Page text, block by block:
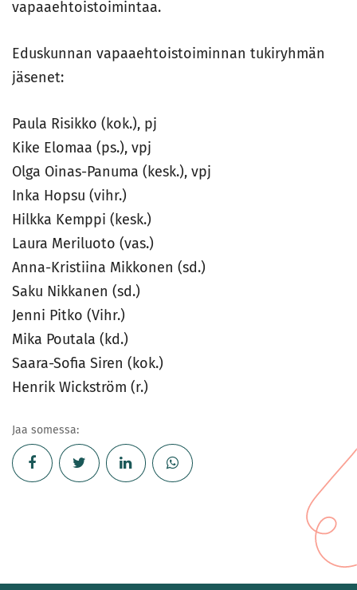
vapaaehtoistoimintaa.
Eduskunnan vapaaehtoistoiminnan tukiryhmän
jäsenet:
Paula Risikko (kok.), pj
Kike Elomaa (ps.), vpj
Olga Oinas-Panuma (kesk.), vpj
Inka Hopsu (vihr.)
Hilkka Kemppi (kesk.)
Laura Meriluoto (vas.)
Anna-Kristiina Mikkonen (sd.)
Saku Nikkanen (sd.)
Jenni Pitko (Vihr.)
Mika Poutala (kd.)
Saara-Sofia Siren (kok.)
Henrik Wickström (r.)
Jaa somessa: